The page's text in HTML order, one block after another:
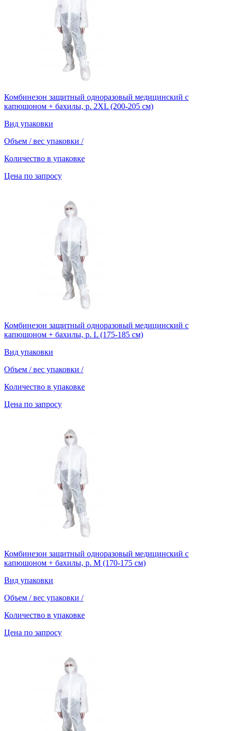
Комбинезон защитный одноразовый медицинский с
капюшоном + бахилы, р. 2XL (200-205 см)
Вид упаковки
Объем / вес упаковки /
Количество в упаковке
Цена по запросу
Комбинезон защитный одноразовый медицинский с
капюшоном + бахилы, р. L (175-185 см)
Вид упаковки
Объем / вес упаковки /
Количество в упаковке
Цена по запросу
Комбинезон защитный одноразовый медицинский с
капюшоном + бахилы, р. M (170-175 см)
Вид упаковки
Объем / вес упаковки /
Количество в упаковке
Цена по запросу